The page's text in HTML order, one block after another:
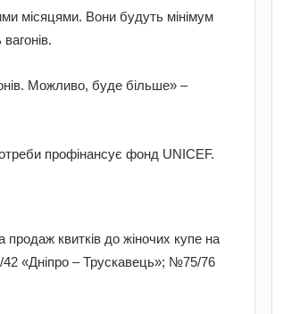
місяцями. Вони будуть мінімум
Можливо, буде більше» –
профінансує фонд UNICEF.
продаж квитків до жіночих купе на
«Дніпро – Трускавець»; №75/76
організм